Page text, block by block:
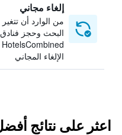
إلغاء مجاني
من الوارد أن
البحث وحجز
الإلغاء المجاني
اعثر على نتائج